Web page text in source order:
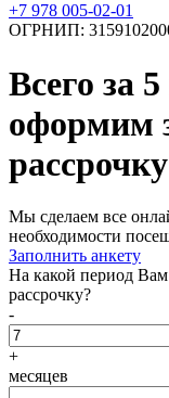
+7 978 005-02-01
ОГРНИП:
Всего за
оформим
Мы сделаем все
необходимости
Заполнить анкету
На какой период
рассрочку?
-
+
месяцев